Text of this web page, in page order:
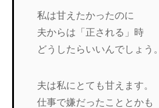
私は甘えたかったのに
夫からは「正される」時
どうしたらいいんでしょう。
夫は私にとても甘えます。
仕事で嫌だったこととかも